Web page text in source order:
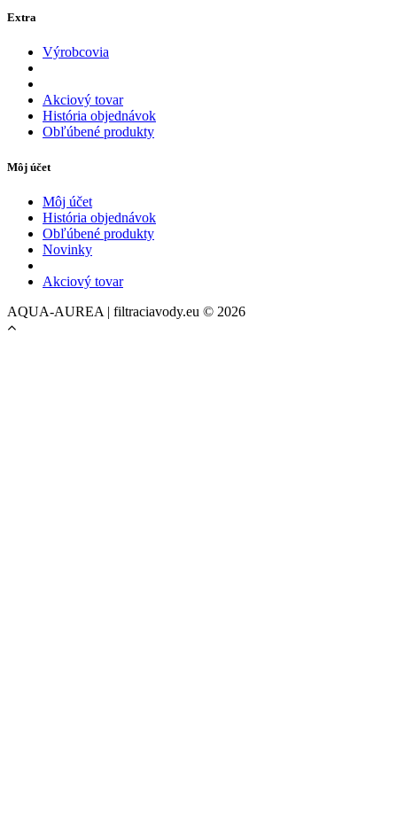
Extra
Výrobcovia
Akciový tovar
História objednávok
Obľúbené produkty
Môj účet
Môj účet
História objednávok
Obľúbené produkty
Novinky
Akciový tovar
AQUA-AUREA | filtraciavody.eu © 2026